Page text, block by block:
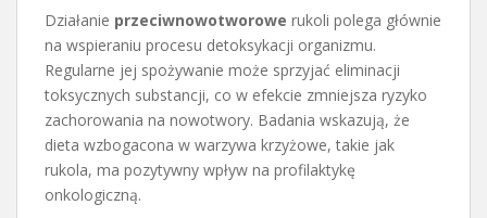
Działanie przeciwnowotworowe rukoli polega głównie
na wspieraniu procesu detoksykacji organizmu.
Regularne jej spożywanie może sprzyjać eliminacji
toksycznych substancji, co w efekcie zmniejsza ryzyko
zachorowania na nowotwory. Badania wskazują, że
dieta wzbogacona w warzywa krzyżowe, takie jak
rukola, ma pozytywny wpływ na profilaktykę
onkologiczną.